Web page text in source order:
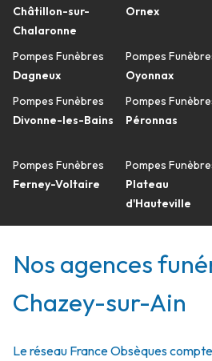
Châtillon-sur-
Chalaronne
Pompes Funèbres
Dagneux
Pompes Funèbres
Divonne-les-Bains
Pompes Funèbres
Ferney-Voltaire
Ornex
Pompes
Oyonnax
Pompes
Péronnas
Pompes
Plateau
d'Hauteville
Nos agences
Chazey-sur-Ain
Le réseau France Obsèques